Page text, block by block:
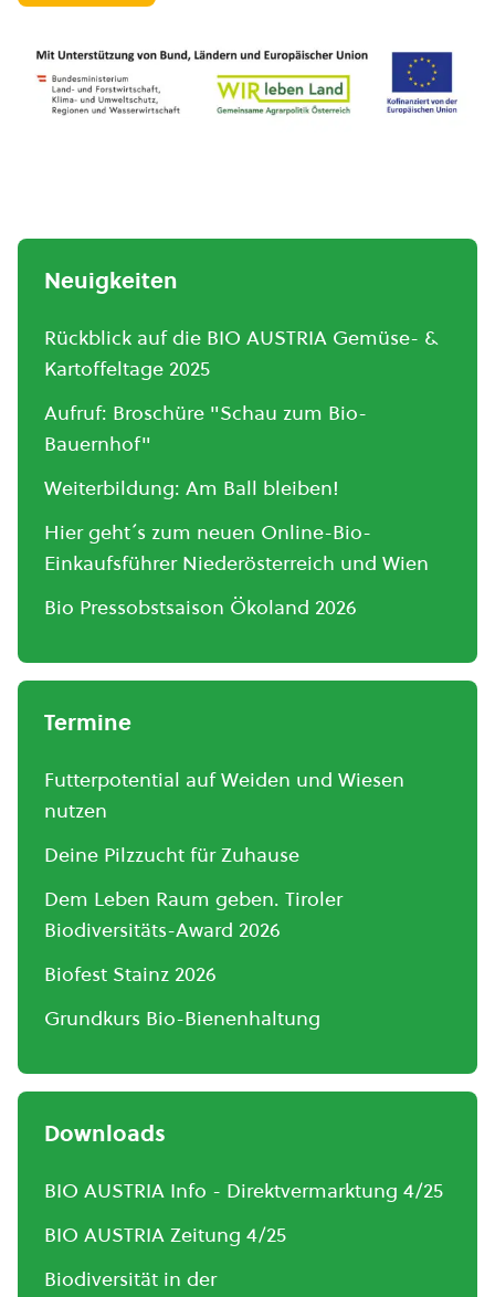
Neuigkeiten
Rückblick auf die BIO AUSTRIA Gemüse- &
Kartoffeltage 2025
Aufruf: Broschüre "Schau zum Bio-
Bauernhof"
Weiterbildung: Am Ball bleiben!
Hier geht´s zum neuen Online-Bio-
Einkaufsführer Niederösterreich und Wien
Bio Pressobstsaison Ökoland 2026
Termine
Futterpotential auf Weiden und Wiesen
nutzen
Deine Pilzzucht für Zuhause
Dem Leben Raum geben. Tiroler
Biodiversitäts-Award 2026
Biofest Stainz 2026
Grundkurs Bio-Bienenhaltung
Downloads
BIO AUSTRIA Info - Direktvermarktung 4/25
BIO AUSTRIA Zeitung 4/25
Biodiversität in der